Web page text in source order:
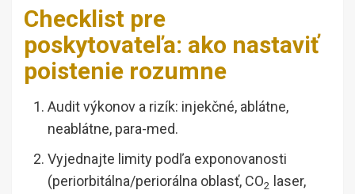
Checklist pre
poskytovateľa: ako nastaviť
poistenie rozumne
Audit výkonov a rizík: injekčné, ablátne,
neablátne, para-med.
Vyjednajte limity podľa exponovanosti
(periorbitálna/periorálna oblasť, CO2
laser,